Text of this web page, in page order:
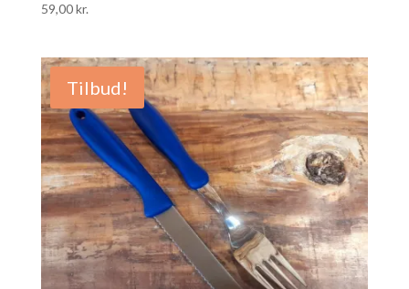
59,00kr.
Tilbud!